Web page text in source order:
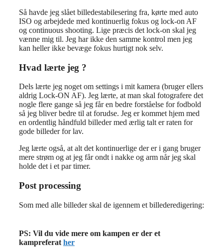
Så havde jeg slået billedestabilesering fra, kørte med auto
ISO og arbejdede med kontinuerlig fokus og lock-on AF
og continuous shooting. Lige præcis det lock-on skal jeg
vænne mig til. Jeg har ikke den samme kontrol men jeg
kan heller ikke bevæge fokus hurtigt nok selv.
Hvad lærte jeg ?
Dels lærte jeg noget om settings i mit kamera (bruger ellers
aldrig Lock-ON AF). Jeg lærte, at man skal fotografere det
nogle flere gange så jeg får en bedre forståelse for fodbold
så jeg bliver bedre til at forudse. Jeg er kommet hjem med
en ordentlig håndfuld billeder med ærlig talt er raten for
gode billeder for lav.
Jeg lærte også, at alt det kontinuerlige der er i gang bruger
mere strøm og at jeg får ondt i nakke og arm når jeg skal
holde det i et par timer.
Post processing
Som med alle billeder skal de igennem et billederedigering:
PS: Vil du vide mere om kampen er der et
kampreferat her